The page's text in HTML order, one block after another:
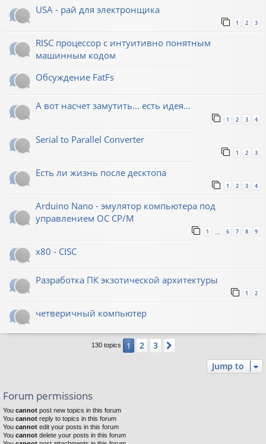
USA - рай для электронщика
1 2 3
RISC процессор с интуитивно понятным
машинным кодом
Обсуждение FatFs
А вот насчет замутить... есть идея...
1 2 3 4
Serial to Parallel Converter
1 2 3
Есть ли жизнь после десктопа
1 2 3 4
Arduino Nano - эмулятор компьютера под
управлением ОС CP/M
1 6 7 8 9
x80 - CISC
Разработка ПК экзотической архитектуры
1 2
четверичный компьютер
130 topics 1 2 3
Jump to
Forum permissions
You cannot post new topics in this forum
You cannot reply to topics in this forum
You cannot edit your posts in this forum
You cannot delete your posts in this forum